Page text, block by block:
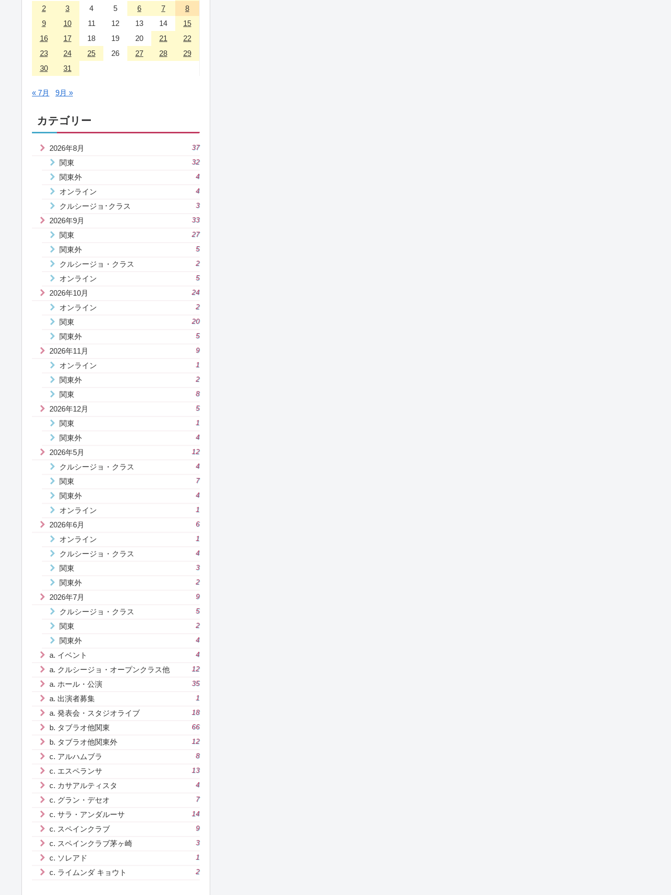
2
3 4 5 6 7
8
9
10 11 12 13 14
15
16
17 18 19 20 21
22
23
24 25 26 27 28
29
30
31
« 7月 9月 »
カテゴリー
2026年8月 37
関東 32
関東外 4
オンライン 4
クルシージョ･クラス 3
2026年9月 33
関東 27
関東外 5
クルシージョ・クラス 2
オンライン 5
2026年10月 24
オンライン 2
関東 20
関東外 5
2026年11月 9
オンライン 1
関東外 2
関東 8
2026年12月 5
関東 1
関東外 4
2026年5月 12
クルシージョ・クラス 4
関東 7
関東外 4
オンライン 1
2026年6月 6
オンライン 1
クルシージョ・クラス 4
関東 3
関東外 2
2026年7月 9
クルシージョ・クラス 5
関東 2
関東外 4
a. イベント 4
a. クルシージョ・オープンクラス他 12
a. ホール・公演 35
a. 出演者募集 1
a. 発表会・スタジオライブ 18
b. タブラオ他関東 66
b. タブラオ他関東外 12
c. アルハムブラ 8
c. エスペランサ 13
c. カサアルティスタ 4
c. グラン・デセオ 7
c. サラ・アンダルーサ 14
c. スペインクラブ 9
c. スペインクラブ茅ヶ崎 3
c. ソレアド 1
c. ライムンダ キョウト 2